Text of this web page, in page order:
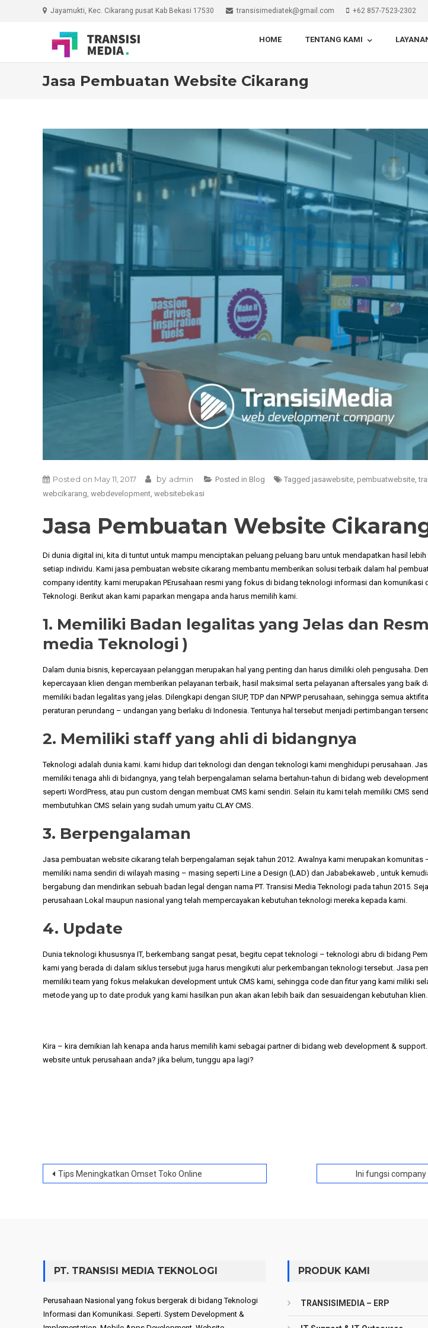
Jayamukti, Kec. Cikarang pusat Kab Bekasi 17530 transisimediatek@gmail.com +62 857-7523-2302
HOME TENTANG KAMI
Jasa Pembuatan Website Cikarang
Posted on May 11, 2017 by admin Posted in Blog Tagged jasawebsite, pembuatwebsite,
webcikarang, webdevelopment, websitebekasi
Jasa Pembuatan Website
Di dunia digital ini, kita di tuntut untuk mampu menciptakan peluang peluang baru untuk mendapatkan hasil
setiap individu. Kami jasa pembuatan website cikarang membantu memberikan solusi terbaik dalam hal
company identity. kami merupakan PErusahaan resmi yang fokus di bidang teknologi informasi dan komunikasi
Teknologi. Berikut akan kami paparkan mengapa anda harus memilih kami.
1. Memiliki Badan legalitas yang Jelas dan
media Teknologi )
Dalam dunia bisnis, kepercayaan pelanggan merupakan hal yang penting dan harus dimiliki oleh pengusaha.
kepercayaan klien dengan memberikan pelayanan terbaik, hasil maksimal serta pelayanan aftersales yang baik
memiliki badan legalitas yang jelas. Dilengkapi dengan SIUP, TDP dan NPWP perusahaan, sehingga semua
peraturan perundang – undangan yang berlaku di Indonesia. Tentunya hal tersebut menjadi pertimbangan
2. Memiliki staff yang ahli di bidangnya
Teknologi adalah dunia kami. kami hidup dari teknologi dan dengan teknologi kami menghidupi perusahaan.
memiliki tenaga ahli di bidangnya, yang telah berpengalaman selama bertahun-tahun di bidang web
seperti WordPress, atau pun custom dengan membuat CMS kami sendiri. Selain itu kami telah memiliki CMS
membutuhkan CMS selain yang sudah umum yaitu CLAY CMS.
3. Berpengalaman
Jasa pembuatan website cikarang telah berpengalaman sejak tahun 2012. Awalnya kami merupakan komunitas
memiliki nama sendiri di wilayah masing – masing seperti Line a Design (LAD) dan Jababekaweb , untuk
bergabung dan mendirikan sebuah badan legal dengan nama PT. Transisi Media Teknologi pada tahun 2015.
perusahaan Lokal maupun nasional yang telah mempercayakan kebutuhan teknologi mereka kepada kami.
4. Update
Dunia teknologi khususnya IT, berkembang sangat pesat, begitu cepat teknologi – teknologi abru di bidang
kami yang berada di dalam siklus tersebut juga harus mengikuti alur perkembangan teknologi tersebut. Jasa
memiliki team yang fokus melakukan development untuk CMS kami, sehingga code dan fitur yang kami miliki
metode yang up to date produk yang kami hasilkan pun akan akan lebih baik dan sesuaidengan kebutuhan klien.
Kira – kira demikian lah kenapa anda harus memilih kami sebagai partner di bidang web development &
website untuk perusahaan anda? jika belum, tunggu apa lagi?
Post
Tips Meningkatkan Omset Toko Online Ini fungsi
PT. TRANSISI MEDIA TEKNOLOGI
Perusahaan Nasional yang fokus bergerak di bidang Teknologi
Informasi dan Komunikasi. Seperti. System Development &
PRODUK KAMI
TRANSISIMEDIA – ERP